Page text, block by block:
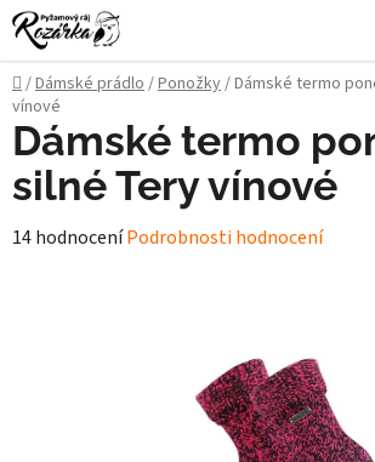
Přejít
na
obsah
Domů
/Dámské prádlo/Ponožky/Dámské termo
vínové
Dámské termo
silné Tery vínové
Průměrné
14 hodnoceníPodrobnosti hodnocení